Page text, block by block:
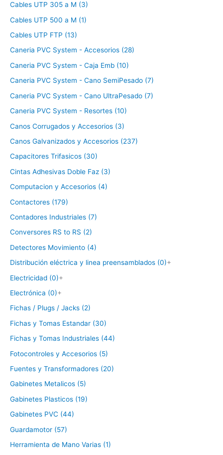
Cables UTP 305 a M (3)
Cables UTP 500 a M (1)
Cables UTP FTP (13)
Caneria PVC System - Accesorios (28)
Caneria PVC System - Caja Emb (10)
Caneria PVC System - Cano SemiPesado (7)
Caneria PVC System - Cano UltraPesado (7)
Caneria PVC System - Resortes (10)
Canos Corrugados y Accesorios (3)
Canos Galvanizados y Accesorios (237)
Capacitores Trifasicos (30)
Cintas Adhesivas Doble Faz (3)
Computacion y Accesorios (4)
Contactores (179)
Contadores Industriales (7)
Conversores RS to RS (2)
Detectores Movimiento (4)
Distribución eléctrica y linea preensamblados (0)+
Electricidad (0)+
Electrónica (0)+
Fichas / Plugs / Jacks (2)
Fichas y Tomas Estandar (30)
Fichas y Tomas Industriales (44)
Fotocontroles y Accesorios (5)
Fuentes y Transformadores (20)
Gabinetes Metalicos (5)
Gabinetes Plasticos (19)
Gabinetes PVC (44)
Guardamotor (57)
Herramienta de Mano Varias (1)